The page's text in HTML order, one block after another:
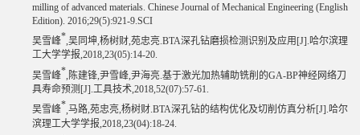
milling of advanced materials. Chinese Journal of Mechanical Engineering (English
Edition). 2016;29(5):921-9.SCI
吴雪峰*,吴同坤,杨树财,苑忠亮.BTA深孔钻磨损检测识别及应用 [J].哈尔滨理
工大学学报,2018,23(05):14-20.
吴雪峰*, 陈建锋,尹雪峰,尹海亮.基于激光加热辅助铣削的GA-BP神经网络刀
具寿命预测 [J].工具技术,2018,52(07):57-61.
吴雪峰* 马路,苑忠亮,杨树财.BTA深孔钻的结构优化及切削仿真分析[J].哈尔
滨理工大学学报 ,2018,23(04):18-24.